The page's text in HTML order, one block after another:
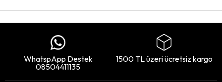
WhatspApp Destek
08504411135
1500 TL üzeri ücretsiz kargo